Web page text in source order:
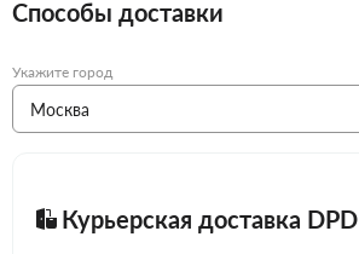
Способы доставки
Укажите город
Курьерская доставка DPD